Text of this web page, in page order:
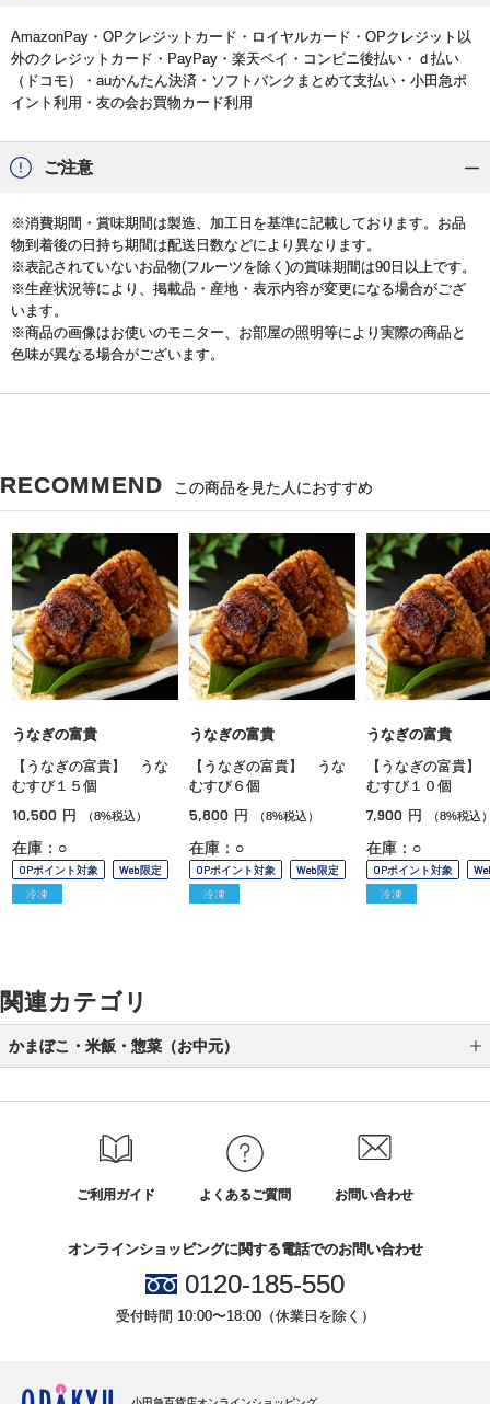
AmazonPay・OPクレジットカード・ロイヤルカード・OPクレジット以
外のクレジットカード・PayPay・楽天ペイ・コンビニ後払い・ｄ払い
（ドコモ）・auかんたん決済・ソフトバンクまとめて支払い・小田急ポ
イント利用・友の会お買物カード利用
ご注意
※消費期間・賞味期間は製造、加工日を基準に記載しております。お品
物到着後の日持ち期間は配送日数などにより異なります。
※表記されていないお品物(フルーツを除く)の賞味期間は90日以上です。
※生産状況等により、掲載品・産地・表示内容が変更になる場合がござ
います。
※商品の画像はお使いのモニター、お部屋の照明等により実際の商品と
色味が異なる場合がございます。
RECOMMEND この商品を見た人におすすめ
うなぎの富貴
【うなぎの富貴】 うな
むすび１５個
10,500 円 （8%税込）
在庫：○
OPポイント対象
Web限定
冷凍
うなぎの富貴
【うなぎの富貴】 うな
むすび６個
5,800 円 （8%税込）
在庫：○
OPポイント対象
Web限定
冷凍
うなぎの富貴
【うなぎの富貴
むすび１０個
7,900 円 （8%税込
在庫：○
OPポイント対象
冷凍
関連カテゴリ
かまぼこ・米飯・惣菜（お中元）
米飯（お中元）
ご利用ガイド よくあるご質問 お問い合わせ
オンラインショッピングに関する電話でのお問い合わせ
0120-185-550
受付時間 10:00〜18:00（休業日を除く）